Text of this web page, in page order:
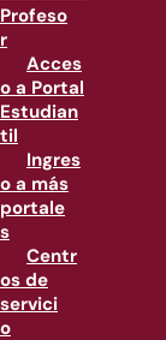
Profeso
r
Acces
o a Portal
Estudian
til
Ingres
o a más
portale
s
Centr
os de
servici
o